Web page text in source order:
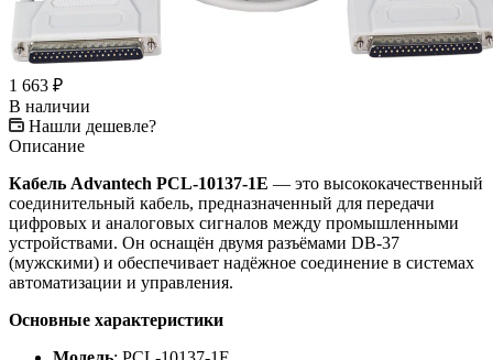
1 663 ₽
В наличии
Нашли дешевле?
Описание
Кабель Advantech PCL-10137-1E — это высококачественный
соединительный кабель, предназначенный для передачи
цифровых и аналоговых сигналов между промышленными
устройствами. Он оснащён двумя разъёмами DB-37
(мужскими) и обеспечивает надёжное соединение в системах
автоматизации и управления.
Основные характеристики